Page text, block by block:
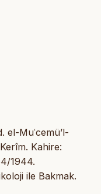
el-Muʿcemü’l-
Kahire:
1944.
ile Bakmak.